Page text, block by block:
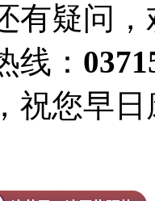
有疑问
线：
祝您早日